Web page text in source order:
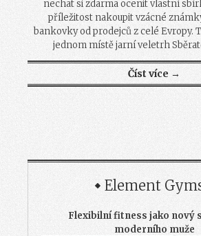
nechat si zdarma ocenit vlastní
příležitost nakoupit vzácné
bankovky od prodejců z celé Evropy.
jednom místě jarní veletrh
Číst více →
Element
Flexibilní fitness jako nový
moderního muže